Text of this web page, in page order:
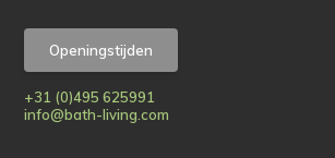
Openingstijden
+31 (0)495 625991
info@bath-living.com